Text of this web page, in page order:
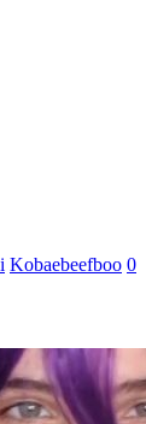
Kobaebeefboo 0